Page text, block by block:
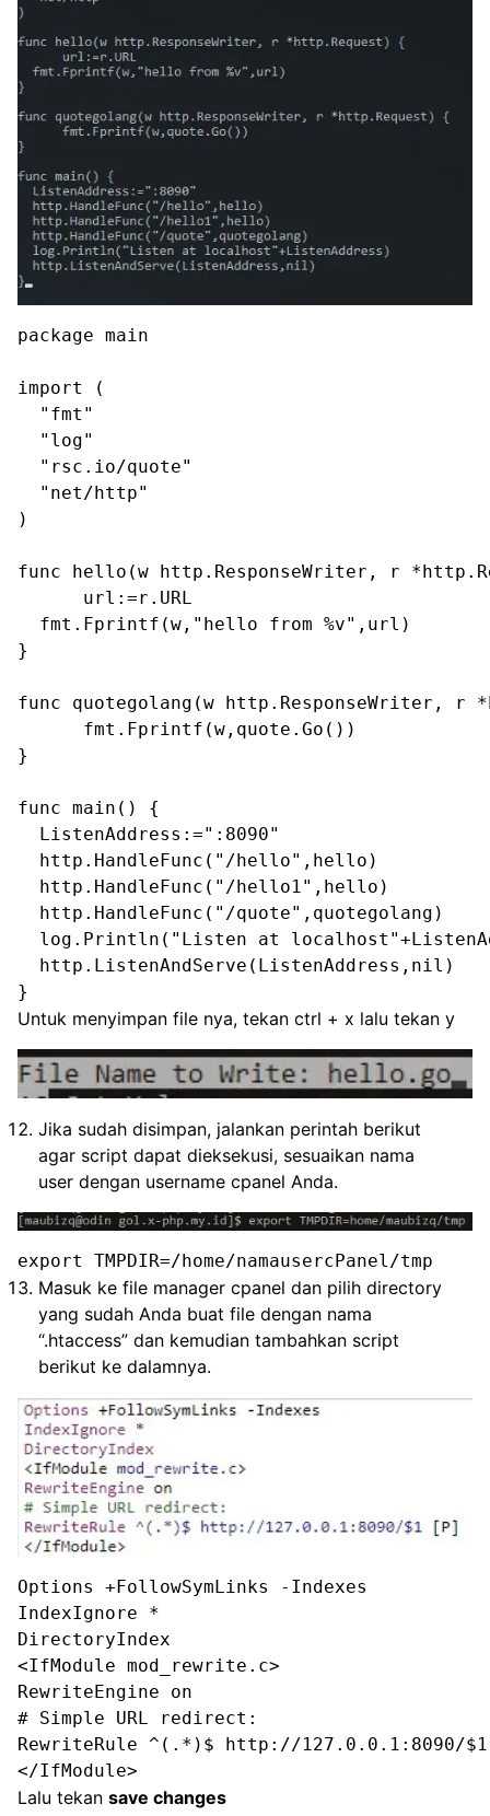
package main
import (
"fmt"
"log"
"rsc.io/quote"
"net/http"
)
func hello(w http.ResponseWriter, r
url:=r.URL
fmt.Fprintf(w,"hello from %v",url)
}
func quotegolang(w http.ResponseWriter, r
fmt.Fprintf(w,quote.Go())
}
func main() {
ListenAddress:=":8090"
http.HandleFunc("/hello",hello)
http.HandleFunc("/hello1",hello)
http.HandleFunc("/quote",quotegolang)
log.Println("Listen at
http.ListenAndServe(ListenAddress,nil)
}
Untuk menyimpan file nya, tekan ctrl + x lalu tekan y
Jika sudah disimpan, jalankan perintah berikut
agar script dapat dieksekusi, sesuaikan nama
user dengan username cpanel Anda.
export TMPDIR=/home/namausercPanel/tmp
Masuk ke file manager cpanel dan pilih directory
yang sudah Anda buat file dengan nama
“.htaccess” dan kemudian tambahkan script
berikut ke dalamnya.
Options +FollowSymLinks -Indexes
IndexIgnore *
DirectoryIndex
<IfModule mod_rewrite.c>
RewriteEngine on
# Simple URL redirect:
RewriteRule ^(.*)$ http://127.0.0.1:8090/
</IfModule>
Lalu tekan save changes